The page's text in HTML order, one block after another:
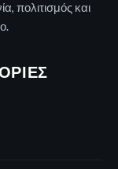
πολιτισμός και